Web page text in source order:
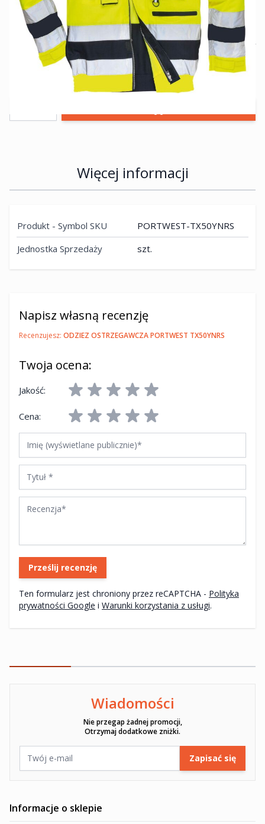
255,66 zł
netto: 207,85 zł
Przewidywany czas dostawy 5-10 dni roboczych
Więcej informacji
Produkt - Symbol SKU
PORTWEST-TX50YNRS
Jednostka Sprzedaży
szt.
Napisz własną recenzję
Recenzujesz: ODZIEZ OSTRZEGAWCZA PORTWEST TX50YNRS
Twoja ocena:
Jakość:
Cena:
Imię (wyświetlane publicznie)
Prześlij recenzję
Ten formularz jest chroniony przez reCAPTCHA - Polityka
prywatności Google i Warunki korzystania z usługi.
Wiadomości
Nie przegap żadnej promocji,
Otrzymaj dodatkowe zniżki.
Zapisać się
Ten formularz jest chroniony przez reCAPTCHA -
Informacje o sklepie